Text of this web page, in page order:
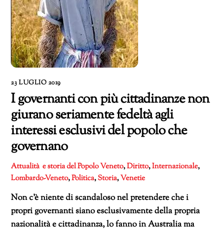
23 LUGLIO 2019
I governanti con più cittadinanze non
giurano seriamente fedeltà agli
interessi esclusivi del popolo che
governano
Attualità e storia del Popolo Veneto,Diritto,Internazionale,
Lombardo-Veneto,Politica,Storia,Venetie
Non c’è niente di scandaloso nel pretendere che i
propri governanti siano esclusivamente della propria
nazionalità e cittadinanza, lo fanno in Australia ma